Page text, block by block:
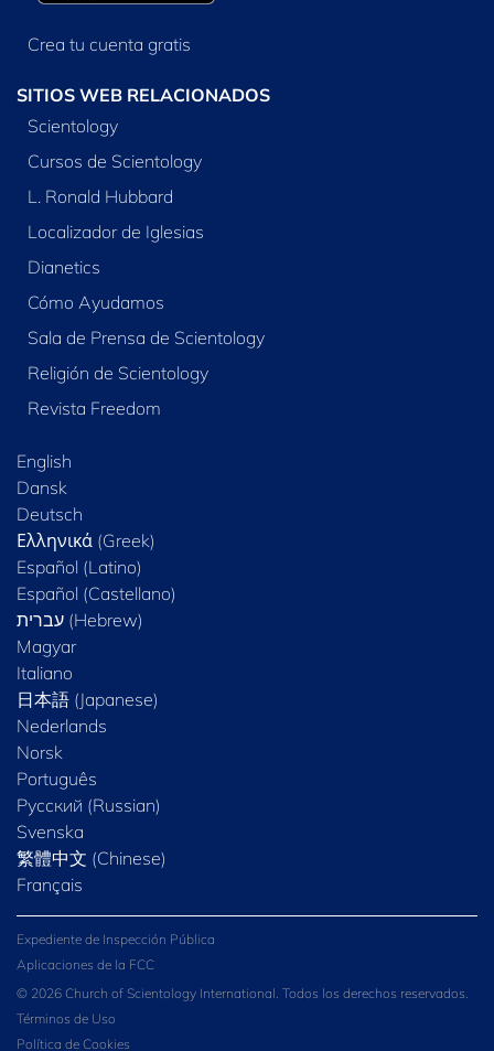
Crea tu cuenta gratis
SITIOS WEB RELACIONADOS
Scientology
Cursos de Scientology
L. Ronald Hubbard
Localizador de Iglesias
Dianetics
Cómo Ayudamos
Sala de Prensa de Scientology
Religión de Scientology
Revista Freedom
English
Dansk
Deutsch
Ελληνικά (Greek)
Español (Latino)
Español (Castellano)
Magyar
Italiano
日本語 (Japanese)
Nederlands
Norsk
Português
Русский (Russian)
Svenska
繁體中文 (Chinese)
Français
Expediente de Inspección Pública
Aplicaciones de la FCC
© 2026 Church of Scientology International. Todos los derechos reservados.
Términos de Uso
Política de Cookies